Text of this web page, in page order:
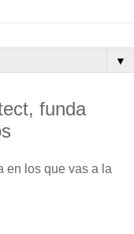
▼
funda
en los que vas a la